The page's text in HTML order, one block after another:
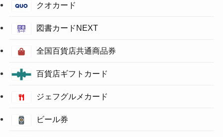
クオカード
図書カードNEXT
全国百貨店共通商品券
百貨店ギフトカード
ジェフグルメカード
ビール券